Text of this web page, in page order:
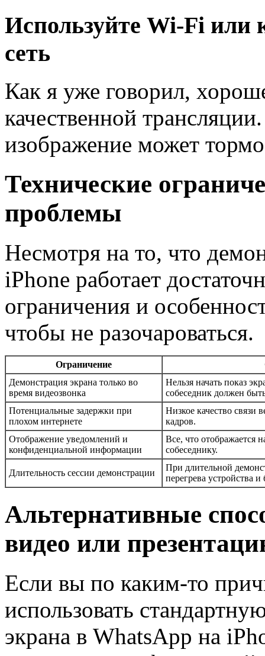
Используйте Wi-Fi или
сеть
Как я уже говорил,
качественной
изображение может
Технические
проблемы
Несмотря на то, что
iPhone работает
ограничения и
чтобы не разочароваться.
Ограничение
Демонстрация экрана только во
время видеозвонка
Нельзя начать показ
собеседник должен
Потенциальные задержки при
плохом интернете
Низкое качество связи
кадров.
Отображение уведомлений и
конфиденциальной информации
Все, что отображается
собеседнику.
Длительность сессии демонстрации
При длительной
перегрева устройства и
Альтернативные
видео или
Если вы по каким-то
использовать
экрана в WhatsApp на